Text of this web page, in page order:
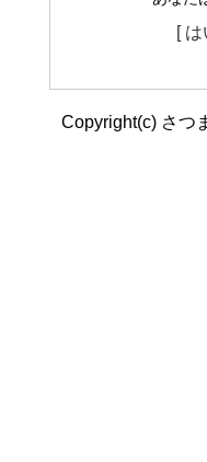
[ は
Copyright(c) さつ